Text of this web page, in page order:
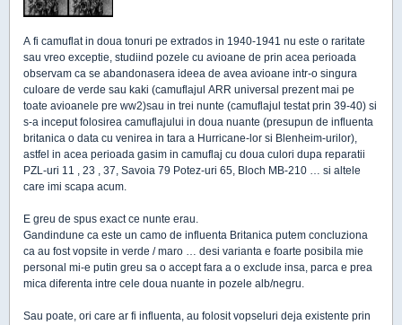
A fi camuflat in doua tonuri pe extrados in 1940-1941 nu este o raritate
sau vreo exceptie, studiind pozele cu avioane de prin acea perioada
observam ca se abandonasera ideea de avea avioane intr-o singura
culoare de verde sau kaki (camuflajul ARR universal prezent mai pe
toate avioanele pre ww2)sau in trei nunte (camuflajul testat prin 39-40) si
s-a inceput folosirea camuflajului in doua nuante (presupun de influenta
britanica o data cu venirea in tara a Hurricane-lor si Blenheim-urilor),
astfel in acea perioada gasim in camuflaj cu doua culori dupa reparatii
PZL-uri 11 , 23 , 37, Savoia 79 Potez-uri 65, Bloch MB-210 … si altele
care imi scapa acum.
E greu de spus exact ce nunte erau.
Gandindune ca este un camo de influenta Britanica putem concluziona
ca au fost vopsite in verde / maro … desi varianta e foarte posibila mie
personal mi-e putin greu sa o accept fara a o exclude insa, parca e prea
mica diferenta intre cele doua nuante in pozele alb/negru.
Sau poate, ori care ar fi influenta, au folosit vopseluri deja existente prin